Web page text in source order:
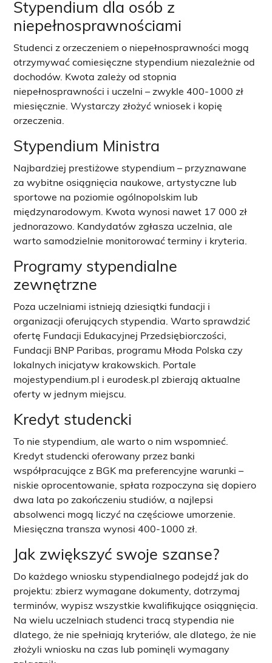
Stypendium dla osób z
niepełnosprawnościami
Studenci z orzeczeniem o niepełnosprawności mogą
otrzymywać comiesięczne stypendium niezależnie od
dochodów. Kwota zależy od stopnia
niepełnosprawności i uczelni – zwykle 400-1000 zł
miesięcznie. Wystarczy złożyć wniosek i kopię
orzeczenia.
Stypendium Ministra
Najbardziej prestiżowe stypendium – przyznawane
za wybitne osiągnięcia naukowe, artystyczne lub
sportowe na poziomie ogólnopolskim lub
międzynarodowym. Kwota wynosi nawet 17 000 zł
jednorazowo. Kandydatów zgłasza uczelnia, ale
warto samodzielnie monitorować terminy i kryteria.
Programy stypendialne
zewnętrzne
Poza uczelniami istnieją dziesiątki fundacji i
organizacji oferujących stypendia. Warto sprawdzić
ofertę Fundacji Edukacyjnej Przedsiębiorczości,
Fundacji BNP Paribas, programu Młoda Polska czy
lokalnych inicjatyw krakowskich. Portale
mojestypendium.pl i eurodesk.pl zbierają aktualne
oferty w jednym miejscu.
Kredyt studencki
To nie stypendium, ale warto o nim wspomnieć.
Kredyt studencki oferowany przez banki
współpracujące z BGK ma preferencyjne warunki –
niskie oprocentowanie, spłata rozpoczyna się dopiero
dwa lata po zakończeniu studiów, a najlepsi
absolwenci mogą liczyć na częściowe umorzenie.
Miesięczna transza wynosi 400-1000 zł.
Jak zwiększyć swoje szanse?
Do każdego wniosku stypendialnego podejdź jak do
projektu: zbierz wymagane dokumenty, dotrzymaj
terminów, wypisz wszystkie kwalifikujące osiągnięcia.
Na wielu uczelniach studenci tracą stypendia nie
dlatego, że nie spełniają kryteriów, ale dlatego, że nie
złożyli wniosku na czas lub pominęli wymagany